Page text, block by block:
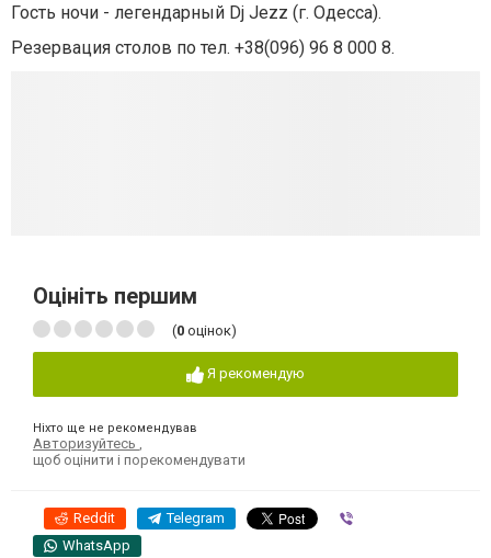
Гость ночи - легендарный Dj Jezz (г. Одесса).
Резервация столов по тел. +38(096) 96 8 000 8.
Оцініть першим
(0 оцінок)
Я рекомендую
Ніхто ще не рекомендував
Авторизуйтесь
щоб оцінити і порекомендувати
Reddit Telegram
WhatsApp